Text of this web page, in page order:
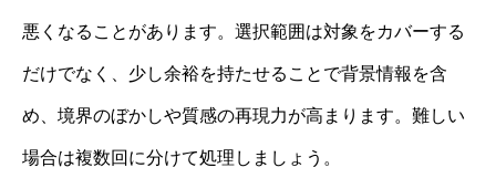
悪くなることがあります。選択範囲は対象をカバーする
だけでなく、少し余裕を持たせることで背景情報を含
め、境界のぼかしや質感の再現力が高まります。難しい
場合は複数回に分けて処理しましょう。